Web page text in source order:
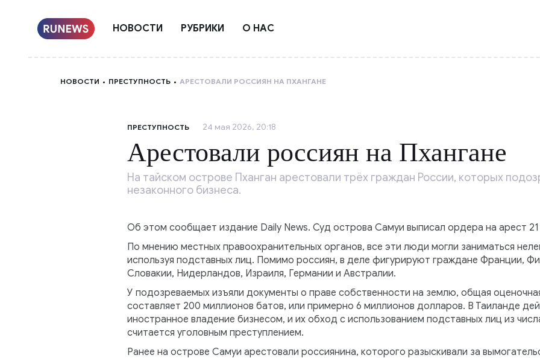
НОВОСТИ РУБРИКИ О НАС
НОВОСТИ ПРЕСТУПНОСТЬ АРЕСТОВАЛИ РОССИЯН НА ПХАНГАНЕ
ПРЕСТУПНОСТЬ 24 мая 2026, 20:18
Арестовали россиян на Пхангане
На тайском острове Пханган арестовали трёх граждан России, которых
незаконного бизнеса.
Об этом сообщает издание Daily News. Суд острова Самуи выписал ордера на арест
По мнению местных правоохранительных органов, все эти люди могли заниматься
используя подставных лиц. Помимо россиян, в деле фигурируют граждане Франции,
Словакии, Нидерландов, Израиля, Германии и Австралии.
У подозреваемых изъяли документы о праве собственности на землю, общая
составляет 200 миллионов батов, или примерно 6 миллионов долларов. В Таиланде
иностранное владение бизнесом, и их обход с использованием подставных лиц из
считается уголовным преступлением.
Ранее на острове Самуи арестовали россиянина, которого разыскивали за